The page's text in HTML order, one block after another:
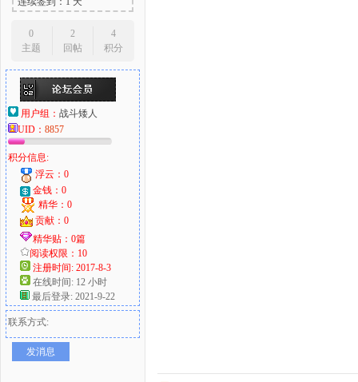
0
主题
2
回帖
4
积分
用户组： 战斗矮人
UID： 8857
积分信息:
浮云：0
金钱：0
精华：0
贡献：0
精华贴：0篇
阅读权限：10
注册时间: 2017-8-3
在线时间: 12 小时
最后登录: 2021-9-22
联系方式:
发消息